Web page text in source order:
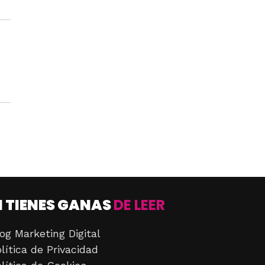
TIENES GANASDE LEER
Marketing Digital
de Privacidad